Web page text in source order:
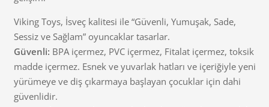
Viking Toys, İsveç kalitesi ile “Güvenli, Yumuşak, Sade,
Sessiz ve Sağlam” oyuncaklar tasarlar.
Güvenli: BPA içermez, PVC içermez, Fitalat içermez, toksik
madde içermez. Esnek ve yuvarlak hatları ve içeriğiyle yeni
yürümeye ve diş çıkarmaya başlayan çocuklar için dahi
güvenlidir.